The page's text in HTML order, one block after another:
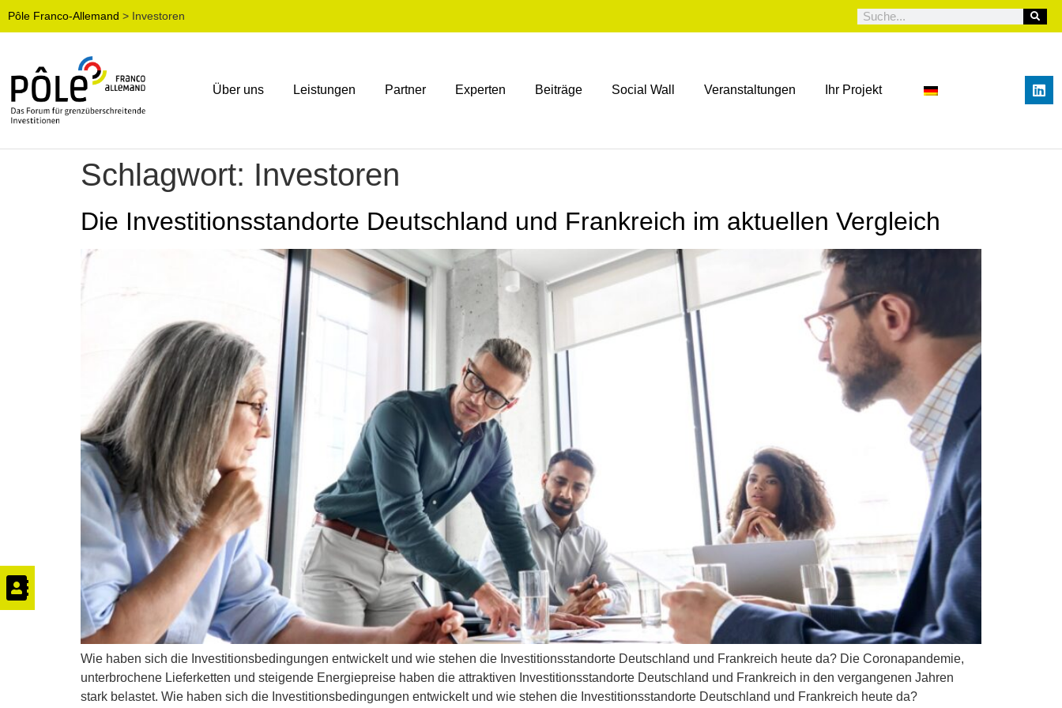
Pôle Franco-Allemand > Investoren
Über uns Leistungen Partner Experten Beiträge Social Wall Veranstaltungen Ihr Projekt
Schlagwort: Investoren
Die Investitionsstandorte Deutschland und Frankreich im aktuellen Vergleich
Wie haben sich die Investitionsbedingungen entwickelt und wie stehen die Investitionsstandorte Deutschland und Frankreich heute da? Die Coronapandemie,
unterbrochene Lieferketten und steigende Energiepreise haben die attraktiven Investitionsstandorte Deutschland und Frankreich in den vergangenen Jahren
stark belastet. Wie haben sich die Investitionsbedingungen entwickelt und wie stehen die Investitionsstandorte Deutschland und Frankreich heute da?